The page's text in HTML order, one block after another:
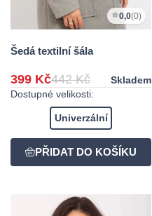
0,0(0)
Šedá textilní šála
399 Kč442 Kč
Skladem
Dostupné velikosti:
Univerzální